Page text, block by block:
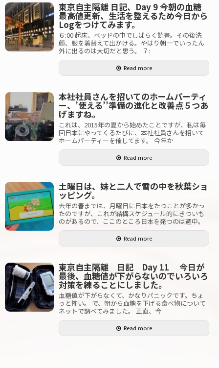
東京自主隔離 日記、Day 9 今朝の血糖
最高値更新、生活を整えるため今日から
Logをつけてみます。
６:00 起床、ベッドの中でしばらく読書。その後洗
顔、服を着替えて出かける。やはり朝一でいったん
外に出るのは大切だと思う。 ７:
Read more
本社社員さんを招いてのホームパーティ
ー、’使える’’準備の進化と改善点５つあ
げますね。
これは、2015年の夏から始めたことですが、私は毎
回日本にやってくるたびに、本社社員さんを招いて
ホームパーティーを催してます。 今年か
Read more
土曜日は、妹と二人で雪の中を秋葉ショ
ッピング。
去年の春までは、月曜日に日本をたつことが多かっ
たのですが、これが結構スケジュール的にきついも
のがあるので、ここのところ日本を発つのは週中。
Read more
東京自主隔離 日記 Day 11 今日が
最後、血糖値が下がらないのでいろいろ
対策を練ることにしました。
血糖値が下がらなくて、かなりパニックです。ちょ
っと怖い。 で、朝から血糖を下げる食べ物について
ネットで調べてみました。 正直、今
Read more